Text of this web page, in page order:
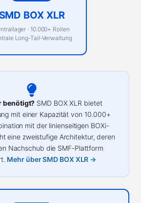
SMD BOX XLR
· 10.000+ Rollen
Long-Tail-Verwaltung
benötigt? SMD BOX XLR bietet
mit einer Kapazität von 10.000+
mit der linienseitigen BOXi-
eine zweistufige Architektur, deren
Nachschub die SMF-Plattform
Mehr über SMD BOX XLR →